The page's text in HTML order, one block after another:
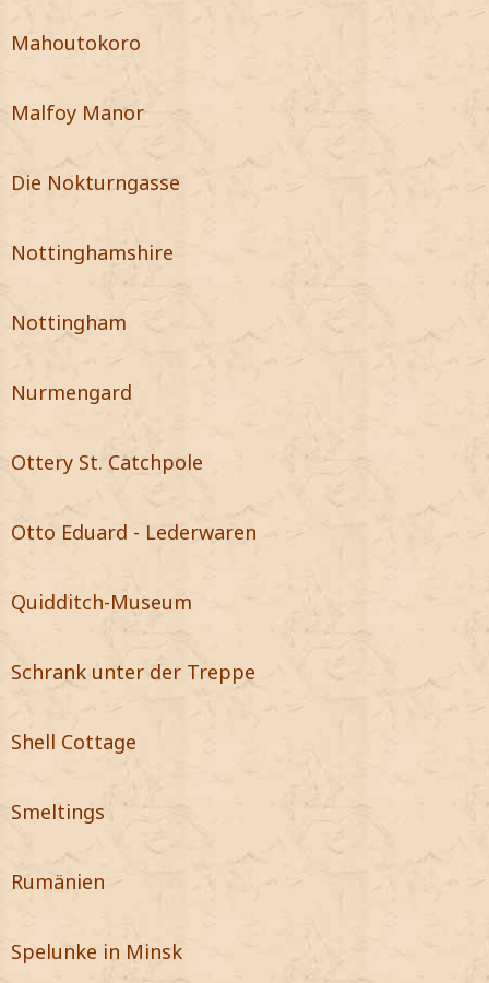
Mahoutokoro
Malfoy Manor
Die Nokturngasse
Nottinghamshire
Nottingham
Nurmengard
Ottery St. Catchpole
Otto Eduard - Lederwaren
Quidditch-Museum
Schrank unter der Treppe
Shell Cottage
Smeltings
Rumänien
Spelunke in Minsk